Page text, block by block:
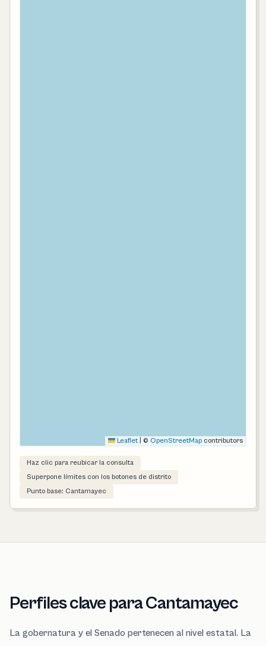
Leaflet © OpenStreetMap contributors
Haz clic para reubicar la consulta
Superpone límites con los botones de distrito
Punto base: Cantamayec
Perfiles clave para Cantamayec
La gobernatura y el Senado pertenecen al nivel estatal. La